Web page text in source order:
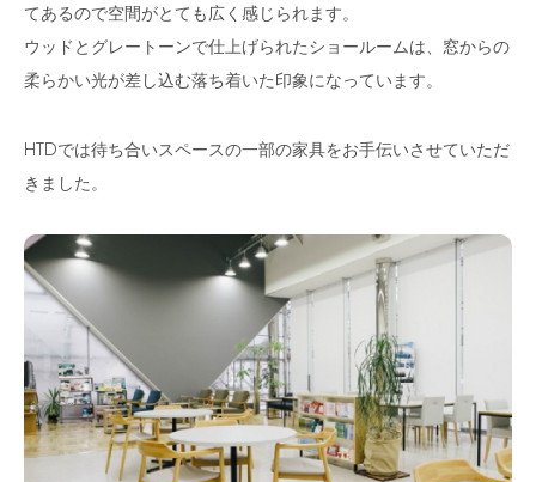
てあるので空間がとても広く感じられます。
ウッドとグレートーンで仕上げられたショールームは、窓からの
柔らかい光が差し込む落ち着いた印象になっています。
HTDでは待ち合いスペースの一部の家具をお手伝いさせていただ
きました。